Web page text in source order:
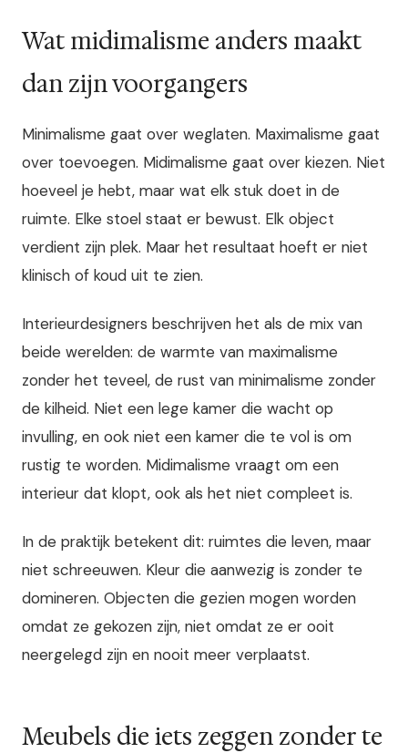
Wat midimalisme anders maakt
dan zijn voorgangers
Minimalisme gaat over weglaten. Maximalisme gaat
over toevoegen. Midimalisme gaat over kiezen. Niet
hoeveel je hebt, maar wat elk stuk doet in de
ruimte. Elke stoel staat er bewust. Elk object
verdient zijn plek. Maar het resultaat hoeft er niet
klinisch of koud uit te zien.
Interieurdesigners beschrijven het als de mix van
beide werelden: de warmte van maximalisme
zonder het teveel, de rust van minimalisme zonder
de kilheid. Niet een lege kamer die wacht op
invulling, en ook niet een kamer die te vol is om
rustig te worden. Midimalisme vraagt om een
interieur dat klopt, ook als het niet compleet is.
In de praktijk betekent dit: ruimtes die leven, maar
niet schreeuwen. Kleur die aanwezig is zonder te
domineren. Objecten die gezien mogen worden
omdat ze gekozen zijn, niet omdat ze er ooit
neergelegd zijn en nooit meer verplaatst.
Meubels die iets zeggen zonder te